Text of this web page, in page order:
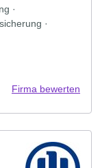
·
·
Firma bewerten